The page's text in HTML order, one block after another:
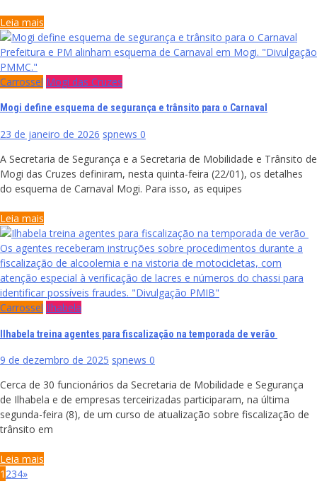
Leia mais
Prefeitura e PM alinham esquema de Carnaval em Mogi. "Divulgação
PMMC."
Carrossel Mogi das Cruzes
Mogi define esquema de segurança e trânsito para o Carnaval
23 de janeiro de 2026 spnews 0
A Secretaria de Segurança e a Secretaria de Mobilidade e Trânsito de
Mogi das Cruzes definiram, nesta quinta-feira (22/01), os detalhes
do esquema de Carnaval Mogi. Para isso, as equipes
Leia mais
Os agentes receberam instruções sobre procedimentos durante a
fiscalização de alcoolemia e na vistoria de motocicletas, com
atenção especial à verificação de lacres e números do chassi para
identificar possíveis fraudes. "Divulgação PMIB"
Carrossel Ilhabela
Ilhabela treina agentes para fiscalização na temporada de verão
9 de dezembro de 2025 spnews 0
Cerca de 30 funcionários da Secretaria de Mobilidade e Segurança
de Ilhabela e de empresas terceirizadas participaram, na última
segunda-feira (8), de um curso de atualização sobre fiscalização de
trânsito em
Leia mais
Paginação
1 234»